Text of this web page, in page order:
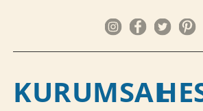
KURUMSAL